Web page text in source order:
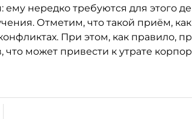
ему нередко требуются для этого
Отметим, что такой приём,
При этом, как правило,
что может привести к утрате